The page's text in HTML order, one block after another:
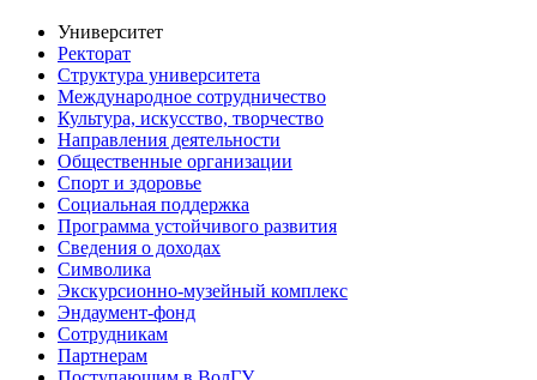
Университет
Ректорат
Структура университета
Международное сотрудничество
Культура, искусство, творчество
Направления деятельности
Общественные организации
Спорт и здоровье
Социальная поддержка
Программа устойчивого развития
Сведения о доходах
Символика
Экскурсионно-музейный комплекс
Эндаумент-фонд
Сотрудникам
Партнерам